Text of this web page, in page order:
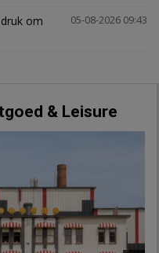
05-08-2026 09:43
om
& Leisure